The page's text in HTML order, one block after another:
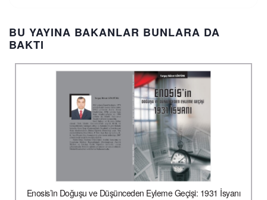
BU YAYINA BAKANLAR BUNLARA DA
BAKTI
Enosis’in Doğuşu ve Düşünceden Eyleme Geçişi: 1931 İsyanı